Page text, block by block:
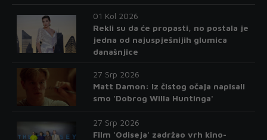
01 Kol 2026
Rekli su da će propasti, no postala je
jedna od najuspješnijih glumica
današnjice
27 Srp 2026
Matt Damon: Iz čistog očaja napisali
smo 'Dobrog Willa Huntinga'
27 Srp 2026
Film 'Odiseja' zadržao vrh kino-